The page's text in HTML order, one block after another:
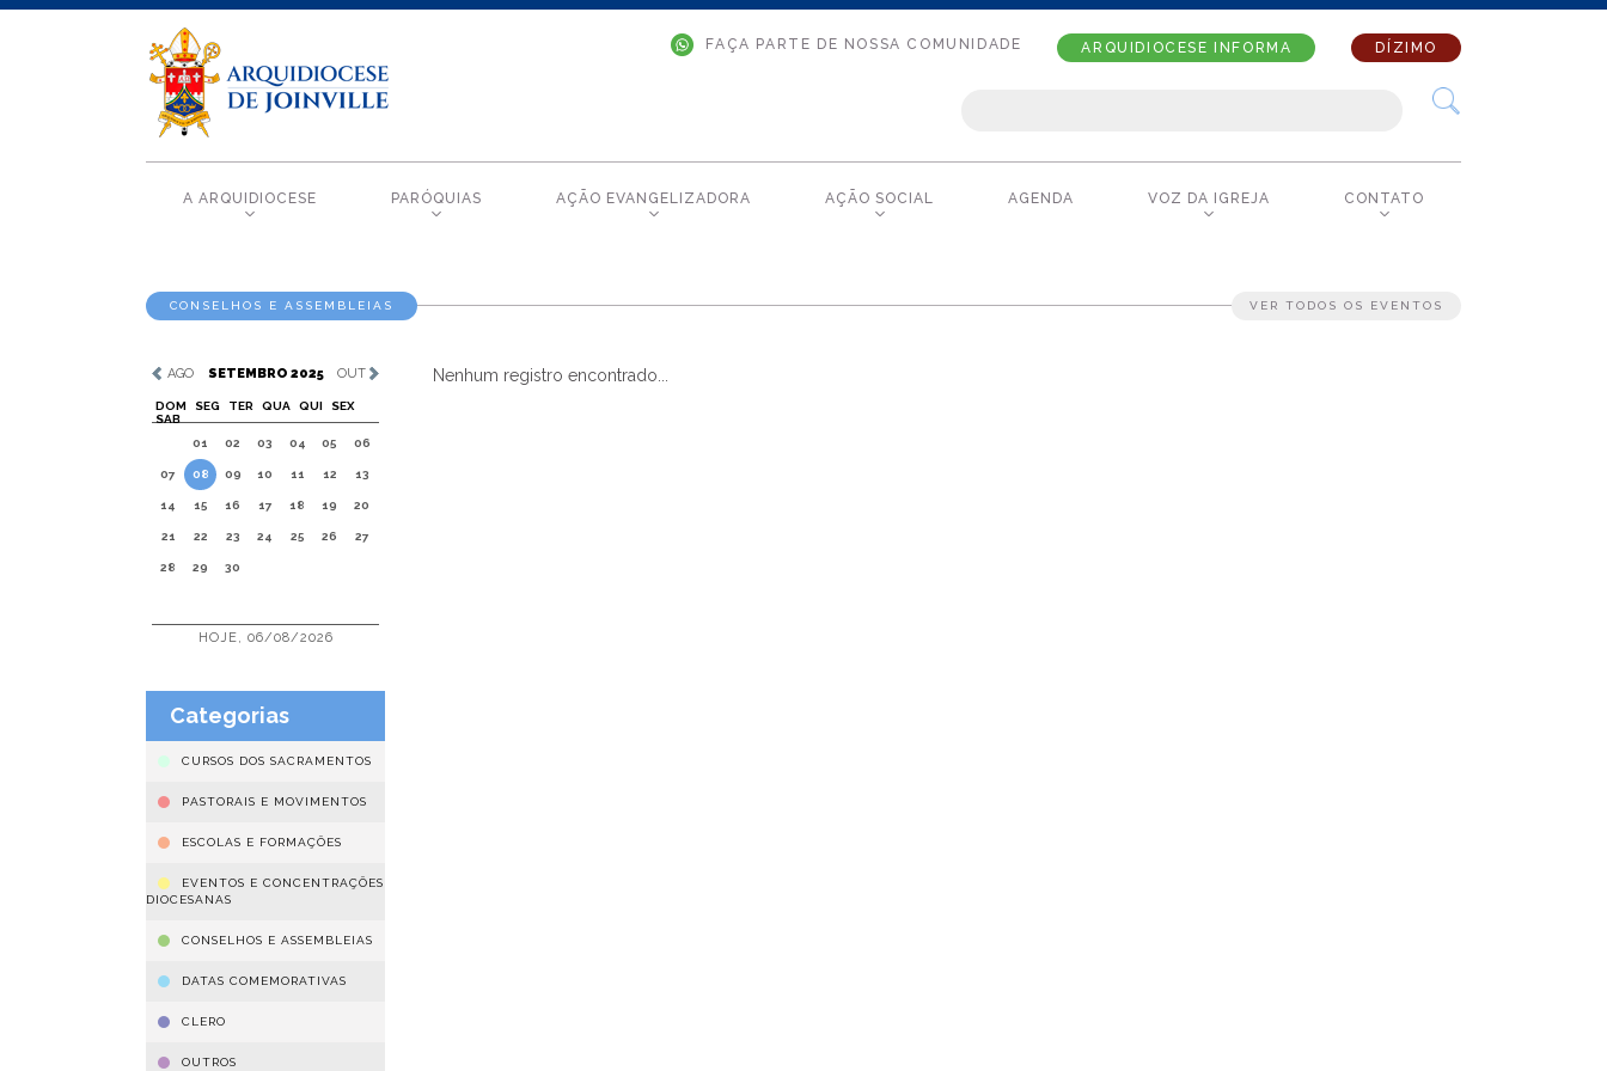
DÍZIMO
ARQUIDIOCESE INFORMA
FAÇA PARTE DE NOSSA COMUNIDADE
A ARQUIDIOCESE PARÓQUIAS AÇÃO EVANGELIZADORA AÇÃO SOCIAL AGENDA VOZ DA IGREJA CONTATO
CONSELHOS E ASSEMBLEIAS VER TODOS OS EVENTOS
AGO SETEMBRO 2025 OUT
DOM SEG TER QUA QUI
SEX
SAB
01
02 03 04 05 06
07 08 09 10 11 12 13
14 15 16 17 18 19 20
21 22 23 24 25 26 27
28 29 30
HOJE, 06/08/2026
Categorias
CURSOS DOS SACRAMENTOS
PASTORAIS E MOVIMENTOS
ESCOLAS E FORMAÇÕES
EVENTOS E CONCENTRAÇÕES
DIOCESANAS
CONSELHOS E ASSEMBLEIAS
DATAS COMEMORATIVAS
CLERO
OUTROS
Nenhum registro encontrado...